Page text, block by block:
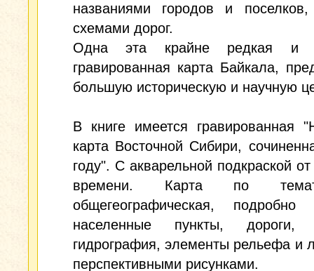
названиями городов и
схемами дорог.
Одна эта крайне редкая и
гравированная карта Байкала,
большую историческую и научную
В книге имеется гравированная
карта Восточной Сибири,
году". С акварельной подкраской от
времени. Карта по
общегеографическая, подробно
населенные пункты, дороги,
гидрография, элементы рельефа и
перспективными рисунками.